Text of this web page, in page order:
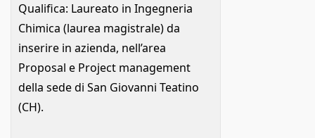
Qualifica: Laureato in Ingegneria
Chimica (laurea magistrale) da
inserire in azienda, nell’area
Proposal e Project management
della sede di San Giovanni Teatino
(CH).